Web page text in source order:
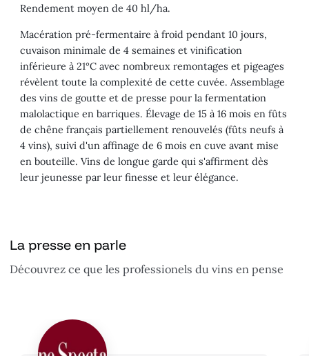
Rendement moyen de 40 hl/ha.
Macération pré-fermentaire à froid pendant 10 jours,
cuvaison minimale de 4 semaines et vinification
inférieure à 21°C avec nombreux remontages et pigeages
révèlent toute la complexité de cette cuvée. Assemblage
des vins de goutte et de presse pour la fermentation
malolactique en barriques. Élevage de 15 à 16 mois en fûts
de chêne français partiellement renouvelés (fûts neufs à
4 vins), suivi d'un affinage de 6 mois en cuve avant mise
en bouteille. Vins de longue garde qui s'affirment dès
leur jeunesse par leur finesse et leur élégance.
La presse en parle
Découvrez ce que les professionels du vins en pense